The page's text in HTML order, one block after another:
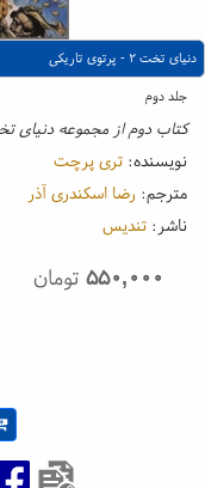
دنیای تخت ۲ - پرتوی تاریکی
جلد دوم
کتاب دوم از مجموعه دنیای
نویسنده: تری پرچت
مترجم: رضا اسکندری آذر
ناشر: تندیس
۵۵۰,۰۰۰تومان